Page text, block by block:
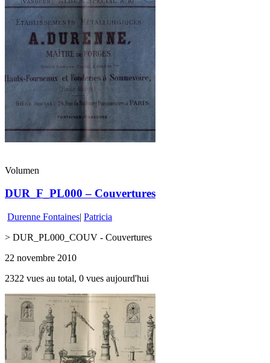
Volumen
DUR_F_PL000 – Couvertures
Durenne Fontaines| Patricia
> DUR_PL000_COUV - Couvertures
22 novembre 2010
2322 vues au total, 0 vues aujourd'hui